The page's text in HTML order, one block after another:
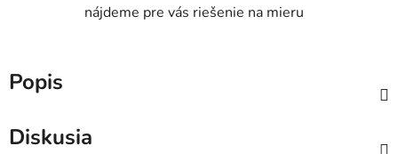
nájdeme pre vás riešenie na mieru
Popis
Diskusia